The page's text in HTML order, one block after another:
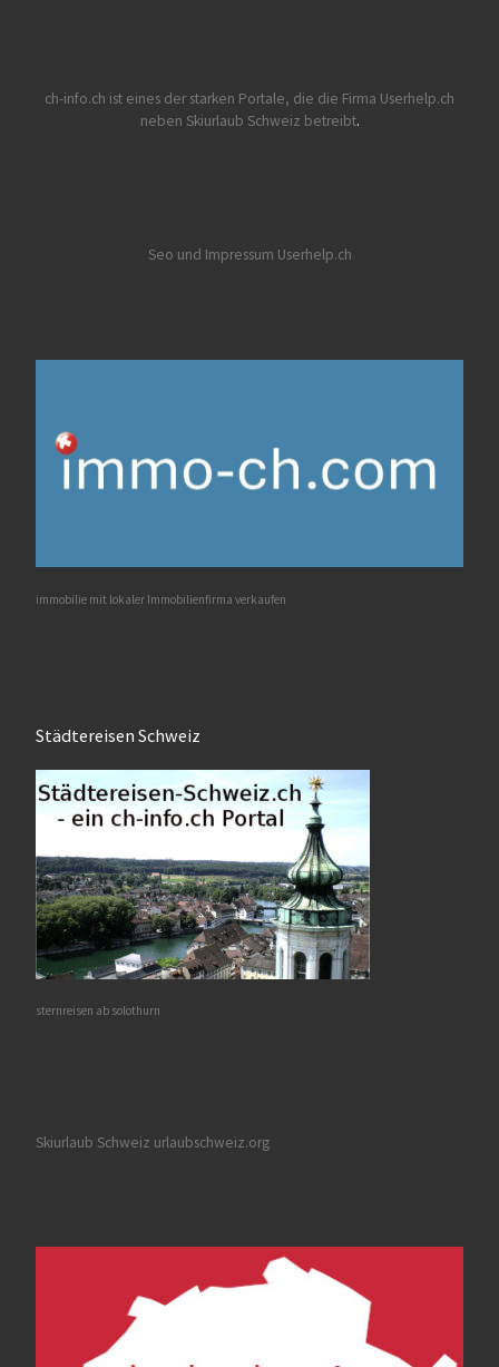
ch-info.ch ist eines der starken Portale, die die Firma Userhelp.ch
neben Skiurlaub Schweiz betreibt.
Seo und Impressum Userhelp.ch
immobilie mit lokaler Immobilienfirma verkaufen
Städtereisen Schweiz
sternreisen ab solothurn
Skiurlaub Schweiz urlaubschweiz.org